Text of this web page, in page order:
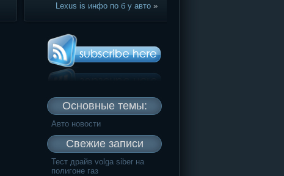
Lexus is инфо по б у авто »
Основные темы:
Авто новости
Свежие записи
Тест драйв volga siber на
полигоне газ